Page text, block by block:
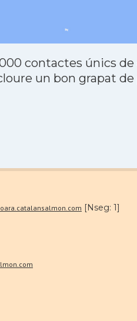
contactes únics
un bon grapat de
[Nseg: 1]